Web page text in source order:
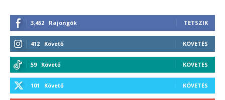
3,452 Rajongók TETSZIK
412 Követő KÖVETÉS
59 Követő KÖVETÉS
101 Követő KÖVETÉS